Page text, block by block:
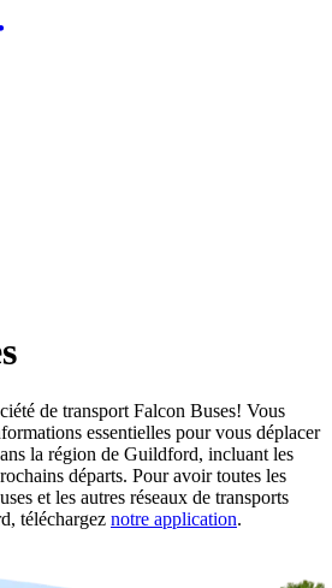
de transport Falcon Buses! Vous
essentielles pour vous déplacer
la région de Guildford, incluant les
départs. Pour avoir toutes les
et les autres réseaux de transports
téléchargez notre application.